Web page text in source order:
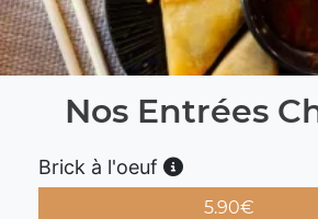
Nos Entrées
Brick à l'oeuf
5.90€